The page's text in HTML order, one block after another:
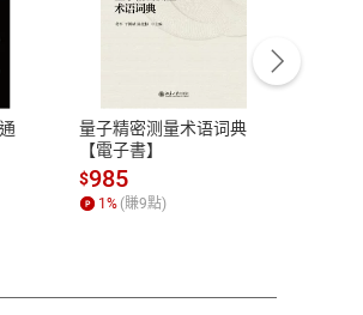
訊
一到週五 10:00-12:00、
(國定假日及例假日休息)
1857077
量子精密测量术语词典
【電子書】
$985
1% (賺9點)